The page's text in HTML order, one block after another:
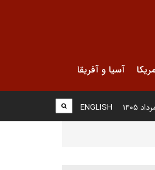
آسیا و آفریقا
ENGLISH